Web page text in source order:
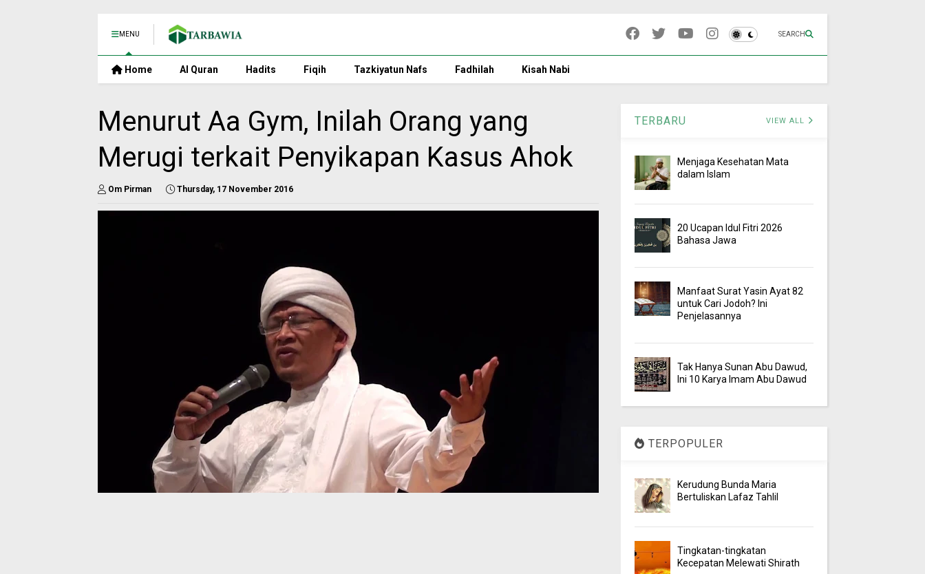
MENU SEARCH
Home Al Quran Hadits Fiqih Tazkiyatun Nafs Fadhilah Kisah Nabi
Menurut Aa Gym, Inilah Orang yang
Merugi terkait Penyikapan Kasus Ahok
Om Pirman Thursday, 17 November 2016
TERBARU VIEW ALL
Menjaga Kesehatan Mata
dalam Islam
20 Ucapan Idul Fitri 2026
Bahasa Jawa
Manfaat Surat Yasin Ayat 82
untuk Cari Jodoh? Ini
Penjelasannya
Tak Hanya Sunan Abu Dawud,
Ini 10 Karya Imam Abu Dawud
TERPOPULER
Kerudung Bunda Maria
Bertuliskan Lafaz Tahlil
Tingkatan-tingkatan
Kecepatan Melewati Shirath